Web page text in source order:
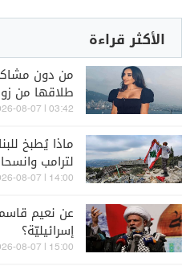
الأكثر قراءة
من دون
طلاقها من
03:42 | 2026-08-07
ماذا يُطبخ
لترامب
14:00 | 2026-08-07
عن نعيم
إسرائيليّة؟
15:00 | 2026-08-07